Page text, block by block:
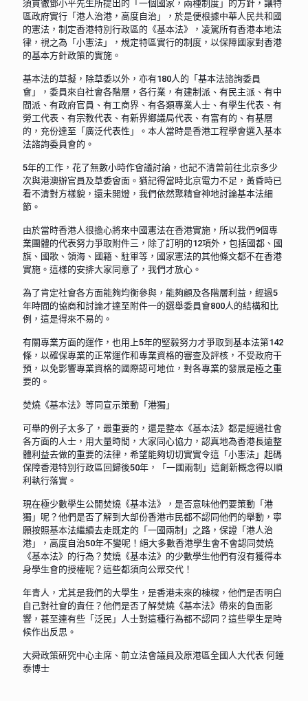
須貫徹鄧小平先生所提出的「一個國家，兩種制度」的方針，讓特
區政府實行「港人治港，高度自治」，於是便根據中華人民共和國
的憲法，制定香港特別行政區的《基本法》，凌駕所有香港本地法
律，視之為「小憲法」，規定特區實行的制度，以保障國家對香港
的基本方針政策的實施。
基本法的草擬，除草委以外，亦有180人的「基本法諮詢委員
會」，委員來自社會各階層，各行業，有建制派、有民主派、有中
間派、有政府官員、有工商界、有各類專業人士、有學生代表、有
勞工代表、有宗教代表、有新界鄉議局代表、有富有的、有基層
的，充份達至「廣泛代表性」。本人當時是香港工程學會選入基本
法諮詢委員會的。
5年的工作，花了無數小時作會議討論，也記不清曾前往北京多少
次與港澳辦官員及草委會面。猶記得當時北京電力不足，黃昏時已
看不清對方樣貌，還未開燈，我們依然聚精會神地討論基本法細
節。
由於當時香港人很擔心將來中國憲法在香港實施，所以我們9個專
業團體的代表努力爭取附件三，除了訂明的12項外，包括國都、國
旗、國歌、領海、國籍、駐軍等，國家憲法的其他條文都不在香港
實施。這樣的安排大家同意了，我們才放心。
為了肯定社會各方面能夠均衡參與，能夠顧及各階層利益，經過5
年時間的協商和討論才達至附件一的選舉委員會800人的結構和比
例，這是得來不易的。
有關專業方面的運作，也用上5年的堅毅努力才爭取到基本法第142
條，以確保專業的正常運作和專業資格的審查及評核，不受政府干
預，以免影響專業資格的國際認可地位，對各專業的發展是極之重
要的。
焚燒《基本法》等同宣示策動「港獨」
可舉的例子太多了，最重要的，還是整本《基本法》都是經過社會
各方面的人士，用大量時間，大家同心協力，認真地為香港長遠整
體利益去做的重要的法律，希望能夠切切實實令這「小憲法」起碼
保障香港特別行政區回歸後50年，「一國兩制」這創新概念得以順
利執行落實。
現在極少數學生公開焚燒《基本法》，是否意味他們要策動「港
獨」呢？他們是否了解到大部份香港市民都不認同他們的舉動，寧
願按照基本法繼續去走既定的「一國兩制」之路，保證「港人治
港」，高度自治50年不變呢！絕大多數香港學生會不會認同焚燒
《基本法》的行為？焚燒《基本法》的少數學生他們有沒有獲得本
身學生會的授權呢？這些都須向公眾交代！
年青人，尤其是我們的大學生，是香港未來的棟樑，他們是否明白
自己對社會的責任？他們是否了解焚燒《基本法》帶來的負面影
響，甚至連有些「泛民」人士對這種行為都不認同？這些學生是時
候作出反思。
大舜政策研究中心主席、前立法會議員及原港區全國人大代表 何鍾
泰博士